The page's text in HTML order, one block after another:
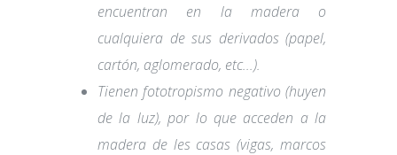
encuentran en la madera o
cualquiera de sus derivados (papel,
cartón, aglomerado, etc...).
Tienen fototropismo negativo (huyen
de la luz), por lo que acceden a la
madera de les casas (vigas, marcos